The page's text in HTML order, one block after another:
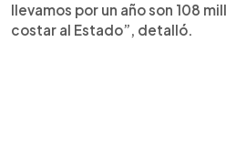
llevamos por un año son 108
costar al Estado”, detalló.